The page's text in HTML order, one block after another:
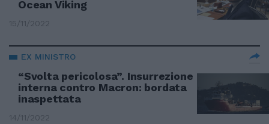
Ocean Viking
15/11/2022
EX MINISTRO
“Svolta pericolosa”. Insurrezione
interna contro Macron: bordata
inaspettata
14/11/2022